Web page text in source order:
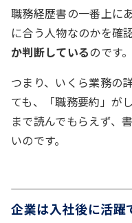
職務経歴書の一番上に
に合う人物なのかを確認
か判断しているのです。
つまり、いくら業務の
ても、「職務要約」が
まで読んでもらえず、
いのです。
企業は入社後に活躍